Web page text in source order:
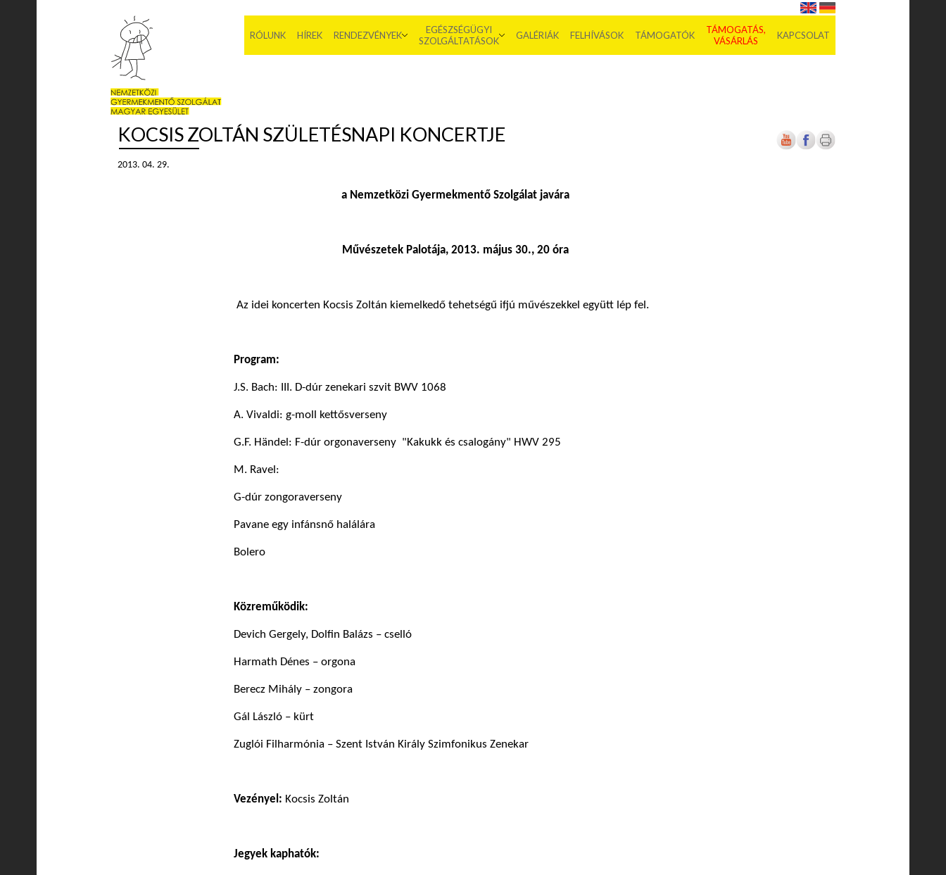
RÓLUNK HÍREK RENDEZVÉNYEK
EGÉSZSÉGÜGYI
SZOLGÁLTATÁSOK
GALÉRIÁK FELHÍVÁSOK TÁMOGATÓK
TÁMOGATÁS,
VÁSÁRLÁS
KAPCSOLAT
KOCSIS ZOLTÁN SZÜLETÉSNAPI KONCERTJE
2013. 04. 29.
a Nemzetközi Gyermekmentő Szolgálat javára
Művészetek Palotája, 2013. május 30., 20 óra
Az idei koncerten Kocsis Zoltán kiemelkedő tehetségű ifjú művészekkel együtt lép fel.
Program:
J.S. Bach: III. D-dúr zenekari szvit BWV 1068
A. Vivaldi: g-moll kettősverseny
G.F. Händel: F-dúr orgonaverseny "Kakukk és csalogány" HWV 295
M. Ravel:
G-dúr zongoraverseny
Pavane egy infánsnő halálára
Bolero
Közreműködik:
Devich Gergely, Dolfin Balázs – cselló
Harmath Dénes – orgona
Berecz Mihály – zongora
Gál László – kürt
Zuglói Filharmónia – Szent István Király Szimfonikus Zenekar
Vezényel: Kocsis Zoltán
Jegyek kaphatók: